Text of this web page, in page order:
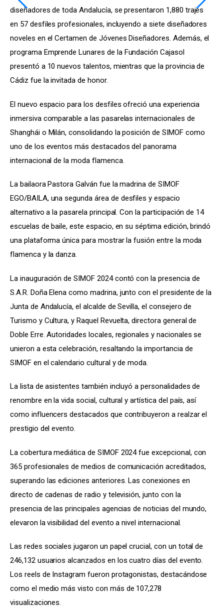
diseñadores de toda Andalucía, se presentaron 1,880 trajes
en 57 desfiles profesionales, incluyendo a siete diseñadores
noveles en el Certamen de Jóvenes Diseñadores. Además, el
programa Emprende Lunares de la Fundación Cajasol
presentó a 10 nuevos talentos, mientras que la provincia de
Cádiz fue la invitada de honor.
El nuevo espacio para los desfiles ofreció una experiencia
inmersiva comparable a las pasarelas internacionales de
Shanghái o Milán, consolidando la posición de SIMOF como
uno de los eventos más destacados del panorama
internacional de la moda flamenca.
La bailaora Pastora Galván fue la madrina de SIMOF
EGO/BAILA, una segunda área de desfiles y espacio
alternativo a la pasarela principal. Con la participación de 14
escuelas de baile, este espacio, en su séptima edición, brindó
una plataforma única para mostrar la fusión entre la moda
flamenca y la danza.
La inauguración de SIMOF 2024 contó con la presencia de
S.A.R. Doña Elena como madrina, junto con el presidente de la
Junta de Andalucía, el alcalde de Sevilla, el consejero de
Turismo y Cultura, y Raquel Revuelta, directora general de
Doble Erre. Autoridades locales, regionales y nacionales se
unieron a esta celebración, resaltando la importancia de
SIMOF en el calendario cultural y de moda.
La lista de asistentes también incluyó a personalidades de
renombre en la vida social, cultural y artística del país, así
como influencers destacados que contribuyeron a realzar el
prestigio del evento.
La cobertura mediática de SIMOF 2024 fue excepcional, con
365 profesionales de medios de comunicación acreditados,
superando las ediciones anteriores. Las conexiones en
directo de cadenas de radio y televisión, junto con la
presencia de las principales agencias de noticias del mundo,
elevaron la visibilidad del evento a nivel internacional.
Las redes sociales jugaron un papel crucial, con un total de
246,132 usuarios alcanzados en los cuatro días del evento.
Los reels de Instagram fueron protagonistas, destacándose
como el medio más visto con más de 107,278
visualizaciones.